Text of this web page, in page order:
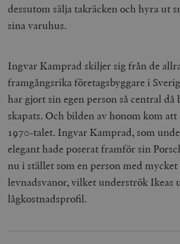
dessutom sälja takräcken och hyra ut
sina varuhus.
Ingvar Kamprad skiljer sig från de
framgångsrika företagsbyggare i
har gjort sin egen person så central då
skapats. Och bilden av honom kom
1970-talet. Ingvar Kamprad, som
elegant hade poserat framför sin
nu i stället som en person med mycket
levnadsvanor, vilket underströk Ikeas
lågkostnadsprofil.